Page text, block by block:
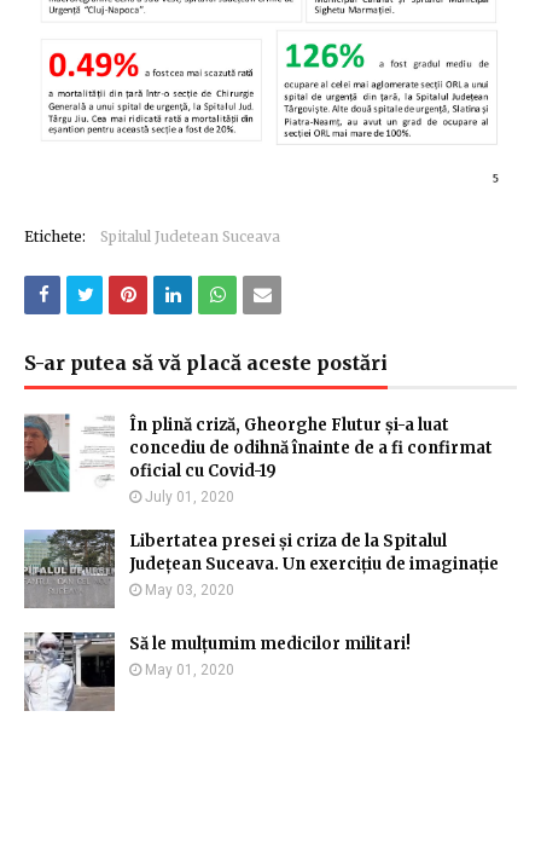
Etichete: Spitalul Judetean Suceava
S-ar putea să vă placă aceste postări
În plină criză, Gheorghe Flutur și-a luat
concediu de odihnă înainte de a fi confirmat
oficial cu Covid-19
July 01, 2020
Libertatea presei și criza de la Spitalul
Județean Suceava. Un exercițiu de imaginație
May 03, 2020
Să le mulțumim medicilor militari!
May 01, 2020